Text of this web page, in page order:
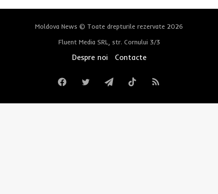
Moldova News © Toate drepturile rezervate 2026
Fluent Media SRL, str. Cornului 3/3
Despre noi Contacte
FacebookTwitterTelegramTikTokRSS